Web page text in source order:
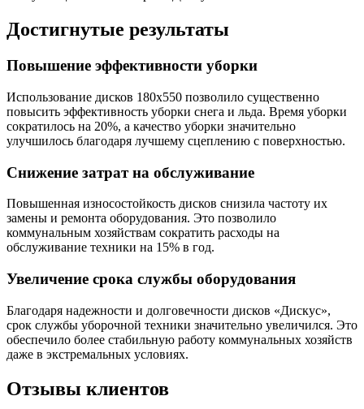
Достигнутые результаты
Повышение эффективности уборки
Использование дисков 180х550 позволило существенно
повысить эффективность уборки снега и льда. Время уборки
сократилось на 20%, а качество уборки значительно
улучшилось благодаря лучшему сцеплению с поверхностью.
Снижение затрат на обслуживание
Повышенная износостойкость дисков снизила частоту их
замены и ремонта оборудования. Это позволило
коммунальным хозяйствам сократить расходы на
обслуживание техники на 15% в год.
Увеличение срока службы оборудования
Благодаря надежности и долговечности дисков «Дискус»,
срок службы уборочной техники значительно увеличился. Это
обеспечило более стабильную работу коммунальных хозяйств
даже в экстремальных условиях.
Отзывы клиентов